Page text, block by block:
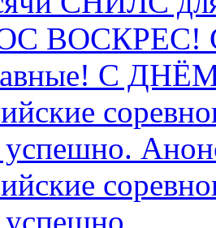
ВОСКРЕС! С
C